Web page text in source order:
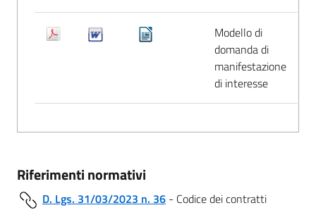
Modello di
domanda di
manifestazione
di interesse
Riferimenti normativi
D. Lgs. 31/03/2023 n. 36 - Codice dei contratti